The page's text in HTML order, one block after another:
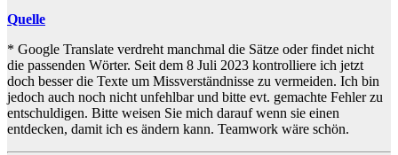
Quelle
* Google Translate verdreht manchmal die Sätze oder findet nicht
die passenden Wörter. Seit dem 8 Juli 2023 kontrolliere ich jetzt
doch besser die Texte um Missverständnisse zu vermeiden. Ich bin
jedoch auch noch nicht unfehlbar und bitte evt. gemachte Fehler zu
entschuldigen. Bitte weisen Sie mich darauf wenn sie einen
entdecken, damit ich es ändern kann. Teamwork wäre schön.